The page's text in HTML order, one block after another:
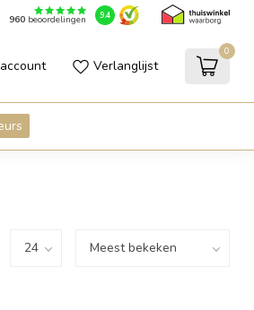
960beoordelingen 9.4
Verlanglijst
0